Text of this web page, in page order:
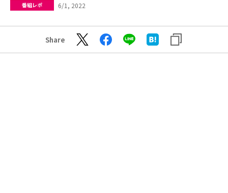
番組レポ 6/1, 2022
Share